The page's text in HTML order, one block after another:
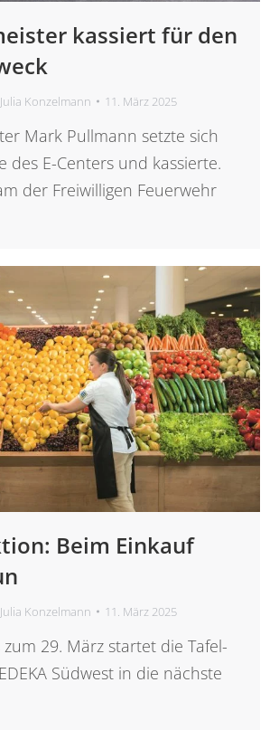
kassiert für den
Julia Konzelmann 11. März 2025
Mark Pullmann setzte sich
des E-Centers und kassierte.
der Freiwilligen Feuerwehr
Beim Einkauf
Julia Konzelmann 11. März 2025
29. März startet die Tafel-
Südwest in die nächste